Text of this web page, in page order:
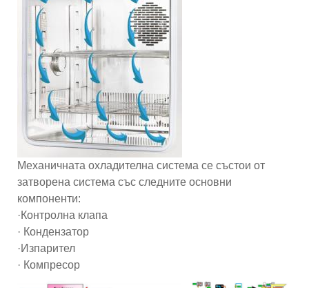
Механичната охладителна система се състои от
затворена система със следните основни
компоненти:
·Контролна клапа
· Кондензатор
·Изпарител
· Компресор